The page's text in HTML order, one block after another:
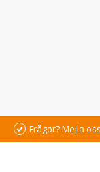
Frågor? Mejla